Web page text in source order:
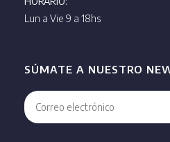
Lun a Vie 9 a 18hs
SÚMATE A NUESTRO